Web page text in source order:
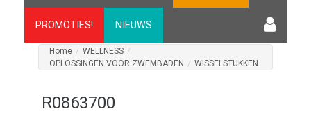
PROMOTIES! NIEUWS
Home / WELLNESS /
OPLOSSINGEN VOOR ZWEMBADEN / WISSELSTUKKEN
R0863700